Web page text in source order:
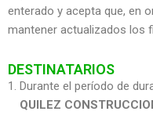
enterado y acepta que, en
mantener actualizados los
DESTINATARIOS
Durante el período de
QUILEZ